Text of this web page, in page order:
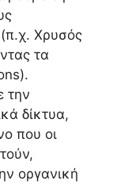
(π.χ. Χρυσός
τα
την
δίκτυα,
που οι
οργανική